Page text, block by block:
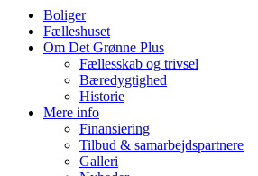
Boliger
Fælleshuset
Om Det Grønne Plus
Fællesskab og trivsel
Bæredygtighed
Historie
Mere info
Finansiering
Tilbud & samarbejdspartnere
Galleri